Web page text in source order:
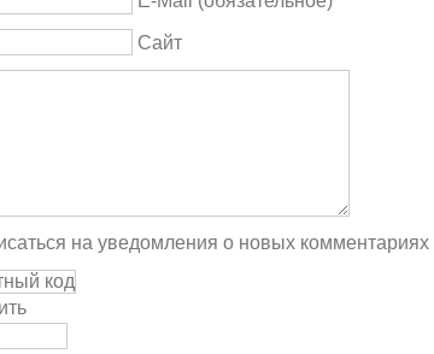
Сайт
на уведомления о новых комментариях